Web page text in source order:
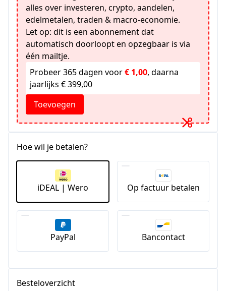
alles over investeren, crypto, aandelen,
edelmetalen, traden & macro-economie.
Let op: dit is een abonnement dat
automatisch doorloopt en opzegbaar is via
één mailtje.
Probeer 365 dagen voor€ 1,00, daarna
jaarlijks € 399,00
Toevoegen
Hoe wil je betalen?
iDEAL | Wero Op factuur betalen
PayPal Bancontact
Besteloverzicht